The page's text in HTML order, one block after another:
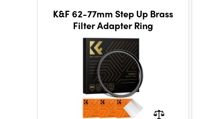
K&F 62-77mm Step Up Brass
Filter Adapter Ring